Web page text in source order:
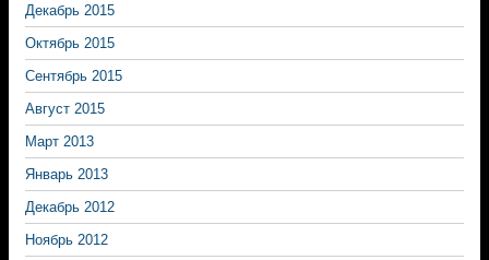
Декабрь 2015
Октябрь 2015
Сентябрь 2015
Август 2015
Март 2013
Январь 2013
Декабрь 2012
Ноябрь 2012